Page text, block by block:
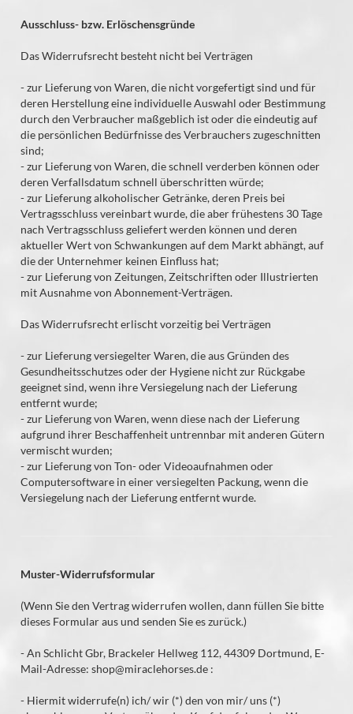
Ausschluss- bzw. Erlöschensgründe
Das Widerrufsrecht besteht nicht bei Verträgen
- zur Lieferung von Waren, die nicht vorgefertigt sind und für
deren Herstellung eine individuelle Auswahl oder Bestimmung
durch den Verbraucher maßgeblich ist oder die eindeutig auf
die persönlichen Bedürfnisse des Verbrauchers zugeschnitten
sind;
- zur Lieferung von Waren, die schnell verderben können oder
deren Verfallsdatum schnell überschritten würde;
- zur Lieferung alkoholischer Getränke, deren Preis bei
Vertragsschluss vereinbart wurde, die aber frühestens 30 Tage
nach Vertragsschluss geliefert werden können und deren
aktueller Wert von Schwankungen auf dem Markt abhängt, auf
die der Unternehmer keinen Einfluss hat;
- zur Lieferung von Zeitungen, Zeitschriften oder Illustrierten
mit Ausnahme von Abonnement-Verträgen.
Das Widerrufsrecht erlischt vorzeitig bei Verträgen
- zur Lieferung versiegelter Waren, die aus Gründen des
Gesundheitsschutzes oder der Hygiene nicht zur Rückgabe
geeignet sind, wenn ihre Versiegelung nach der Lieferung
entfernt wurde;
- zur Lieferung von Waren, wenn diese nach der Lieferung
aufgrund ihrer Beschaffenheit untrennbar mit anderen Gütern
vermischt wurden;
- zur Lieferung von Ton- oder Videoaufnahmen oder
Computersoftware in einer versiegelten Packung, wenn die
Versiegelung nach der Lieferung entfernt wurde.
Muster-Widerrufsformular
(Wenn Sie den Vertrag widerrufen wollen, dann füllen Sie bitte
dieses Formular aus und senden Sie es zurück.)
- AnSchlicht Gbr, Brackeler Hellweg 112, 44309 Dortmund, E-
Mail-Adresse:shop@miraclehorses.de :
- Hiermit widerrufe(n) ich/ wir (*) den von mir/ uns (*)